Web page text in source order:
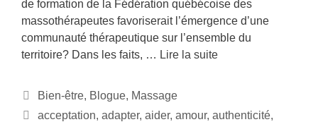
de formation de la Fédération québécoise des
massothérapeutes favoriserait l’émergence d’une
communauté thérapeutique sur l’ensemble du
territoire? Dans les faits, … Lire la suite
Bien-être, Blogue, Massage
acceptation, adapter, aider, amour, authenticité,